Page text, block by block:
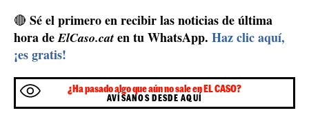
🔴Sé el primero en recibir las noticias de última
hora deElCaso.cat
¡es gratis!
¿Ha pasado algo que aún no sale en EL CASO?